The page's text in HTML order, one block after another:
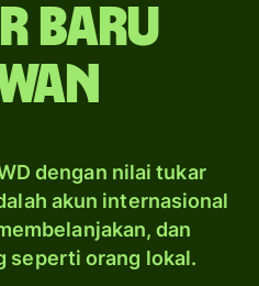
baru
dengan nilai tukar
akun internasional
dan
seperti orang lokal.